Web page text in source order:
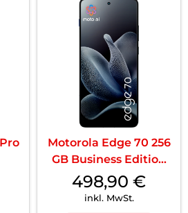
Motorola Edge 70 256
GB Business Edition
Gadget Gr...
498,90 €
inkl. MwSt.